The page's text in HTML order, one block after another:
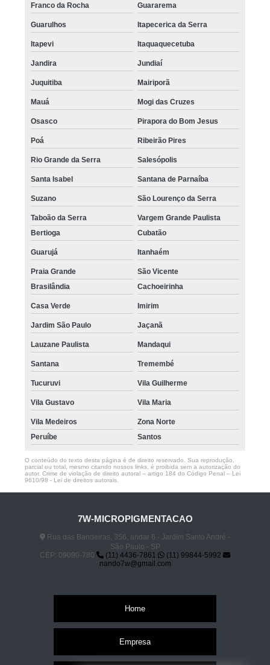
Franco da Rocha Guararema
Guarulhos Itapecerica da Serra
Itapevi Itaquaquecetuba
Jandira Jundiaí
Juquitiba Mairiporã
Mauá Mogi das Cruzes
Osasco Pirapora do Bom Jesus
Poá Ribeirão Pires
Rio Grande da Serra Salesópolis
Santa Isabel Santana de Parnaíba
Suzano São Lourenço da Serra
Taboão da Serra
Vargem Grande Paulista
Bertioga
Cubatão
Guarujá Itanhaém
Praia Grande
São Vicente
Brasilândia
Cachoeirinha
Casa Verde Imirim
Jardim São Paulo Jaçanã
Lauzane Paulista Mandaqui
Santana Tremembé
Tucuruvi Vila Guilherme
Vila Gustavo Vila Maria
Vila Medeiros
Zona Norte
Peruíbe
Santos
O conteúdo do texto desta página é de direito reservado. Sua reprodução,
parcial ou total, mesmo citando nossos links, é proibida sem a autorização do
autor. Crime de violação de direito autoral – artigo 184 do Código Penal – Lei
9610/98 - Lei de direitos autorais
7W-MICROPIGMENTACAO
Rua das Bandeiras, 356, andar 6 - Jardim Santo André -
São Paulo - SP
CEP: 09090-780
(11) 4436-7861
(11) 99844-5992
nando7w@gmail.com
Home
Empresa